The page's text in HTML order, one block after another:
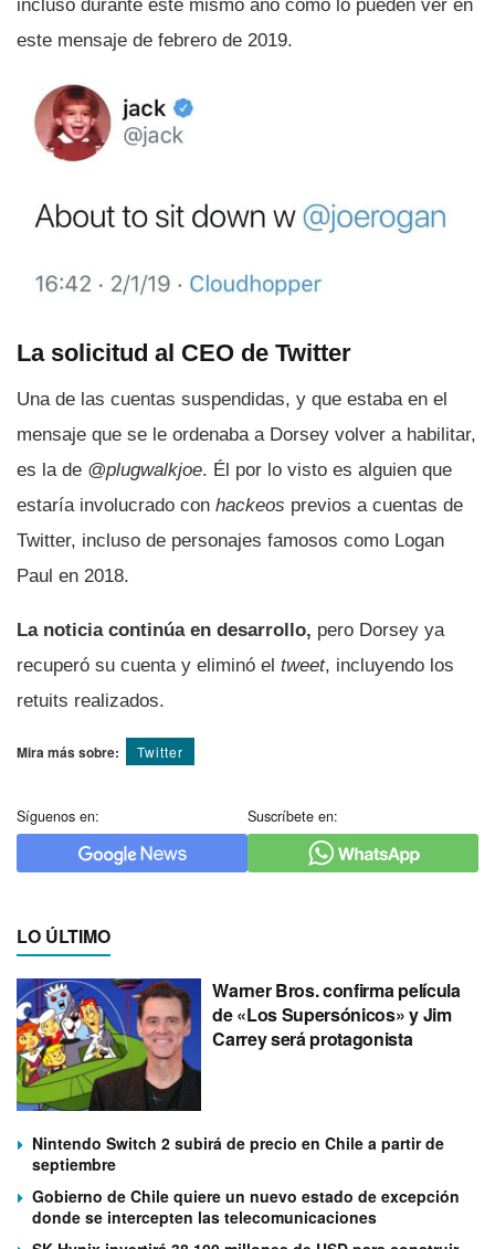
incluso durante este mismo año como lo pueden ver en
este mensaje de febrero de 2019.
La solicitud al CEO de Twitter
Una de las cuentas suspendidas, y que estaba en el
mensaje que se le ordenaba a Dorsey volver a habilitar,
es la de @plugwalkjoe. Él por lo visto es alguien que
estarí­a involucrado con hackeos previos a cuentas de
Twitter, incluso de personajes famosos como Logan
Paul en 2018.
La noticia continúa en desarrollo, pero Dorsey ya
recuperó su cuenta y eliminó el tweet, incluyendo los
retuits realizados.
Mira más sobre: Twitter
Síguenos en: Suscríbete en:
LO ÚLTIMO
Warner Bros. confirma película
de «Los Supersónicos» y Jim
Carrey será protagonista
Nintendo Switch 2 subirá de precio en Chile a partir de
septiembre
Gobierno de Chile quiere un nuevo estado de excepción
donde se intercepten las telecomunicaciones